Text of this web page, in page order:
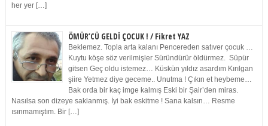
her yer […]
ÖMÜR’CÜ GELDİ ÇOCUK ! / Fikret YAZ
Beklemez. Topla arta kalanı Pencereden satıver çocuk …
Kuytu köşe söz verilmişler Süründürür öldürmez. Süpür
gitsen Geç oldu istemez… Küskün yıldız asardım Kırılgan
şiire Yetmez diye geceme.. Unutma ! Çıkın et heybeme…
Bak orda bir kaç imge kalmış Eski bir Şair’den miras.
Nasılsa son dizeye saklanmış. İyi bak eskitme ! Sana kalsın… Resme
ısınmamıştım. Bir […]